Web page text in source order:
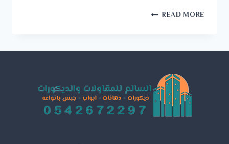
READ MOREديكورات
بديل
الرخام
للجدران
الدمام